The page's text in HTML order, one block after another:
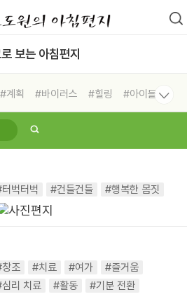
보는 아침편지
#계획 #바이러스 #힐링
#아이들
컨학교
벅터벅 #건들건들 #행복한 몸짓
조 #치료 #여가
#즐거움
리 치료 #활동 #기분 전환